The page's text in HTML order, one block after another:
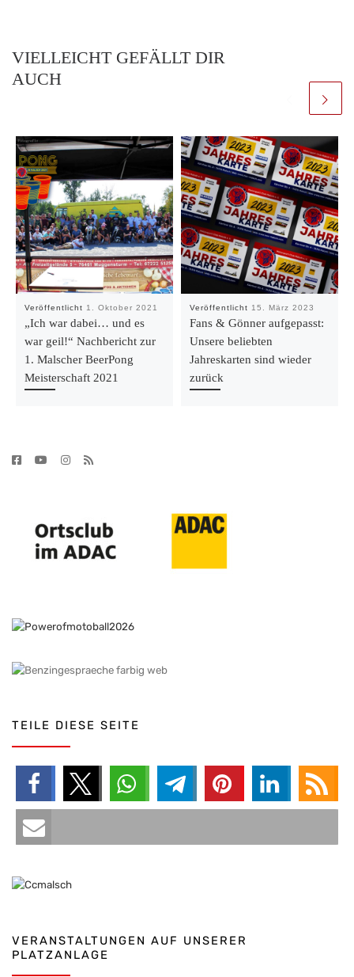
VIELLEICHT GEFÄLLT DIR
AUCH
Veröffentlicht 1. Oktober 2021
„Ich war dabei… und es
war geil!“ Nachbericht zur
1. Malscher BeerPong
Meisterschaft 2021
Veröffentlicht 15. März 2023
Fans & Gönner aufgepasst:
Unsere beliebten
Jahreskarten sind wieder
zurück
TEILE DIESE SEITE
VERANSTALTUNGEN AUF UNSERER
PLATZANLAGE